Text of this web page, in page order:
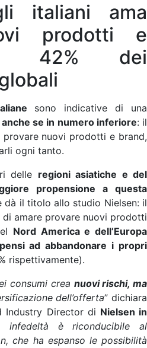
italiani ama
prodotti e
42% dei
sono indicative di una
se in numero inferiore: il
provare nuovi prodotti e brand,
ogni tanto.
delle regioni asiatiche e del
propensione a questa
dà il titolo allo studio Nielsen: il
amare provare nuovi prodotti
Nord America e dell’Europa
ad abbandonare i propri
rispettivamente).
consumi crea nuovi rischi, ma
dell’offerta” dichiara
Industry Director di Nielsen in
infedeltà è riconducibile al
che ha espanso le possibilità